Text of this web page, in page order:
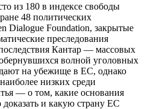
из 180 в индексе свободы
48 политических
Dialogue Foundation, закрытые
преследования
Кантар — массовых
волной уголовных
на убежище в ЕС, однако
низких среди
— о том, какие основания
и какую страну ЕС